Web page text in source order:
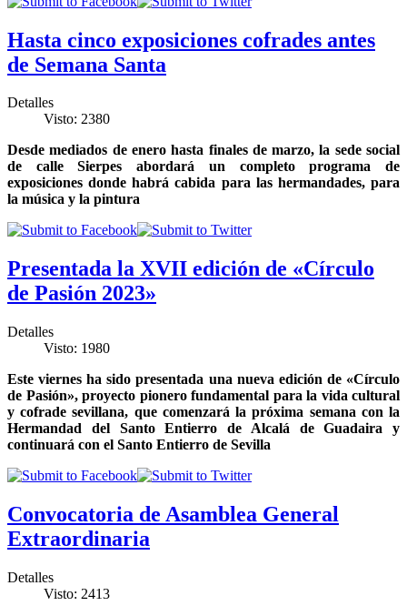
Hasta cinco exposiciones cofrades antes
de Semana Santa
Detalles
Visto: 2380
Desde mediados de enero hasta finales de marzo, la sede social
de calle Sierpes abordará un completo programa de
exposiciones donde habrá cabida para las hermandades, para
la música y la pintura
Presentada la XVII edición de «Círculo
de Pasión 2023»
Detalles
Visto: 1980
Este viernes ha sido presentada una nueva edición de «Círculo
de Pasión», proyecto pionero fundamental para la vida cultural
y cofrade sevillana, que comenzará la próxima semana con la
Hermandad del Santo Entierro de Alcalá de Guadaira y
continuará con el Santo Entierro de Sevilla
Convocatoria de Asamblea General
Extraordinaria
Detalles
Visto: 2413